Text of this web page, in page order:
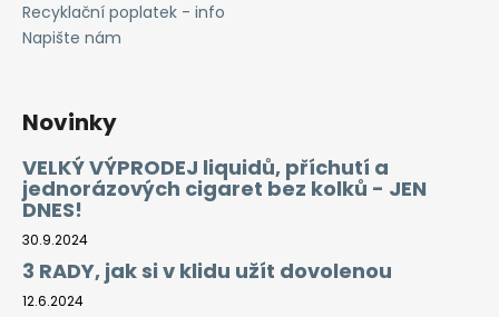
Recyklační poplatek - info
Napište nám
Novinky
VELKÝ VÝPRODEJ liquidů, příchutí a
jednorázových cigaret bez kolků - JEN
DNES!
30.9.2024
3 RADY, jak si v klidu užít dovolenou
12.6.2024